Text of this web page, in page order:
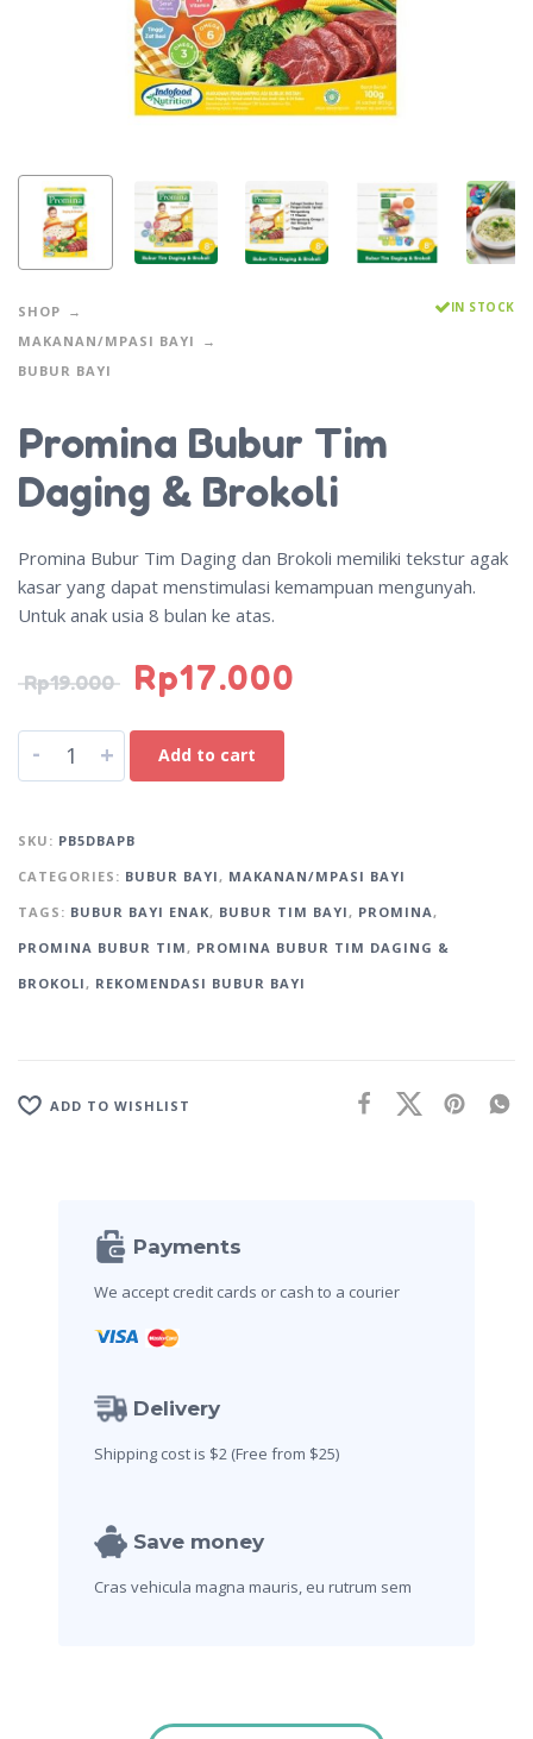
SHOP
MAKANAN/MPASI BAYI
BUBUR BAYI
IN STOCK
Promina Bubur Tim
Daging & Brokoli
Promina Bubur Tim Daging dan Brokoli memiliki tekstur agak
kasar yang dapat menstimulasi kemampuan mengunyah.
Untuk anak usia 8 bulan ke atas.
Rp19.000 Rp17.000
- + Add to cart
n
a
t
i
SKU: PB5DBAPB
CATEGORIES: BUBUR BAYI, MAKANAN/MPASI BAYI
TAGS: BUBUR BAYI ENAK, BUBUR TIM BAYI, PROMINA,
PROMINA BUBUR TIM, PROMINA BUBUR TIM DAGING &
BROKOLI, REKOMENDASI BUBUR BAYI
ADD TO WISHLIST
Payments
We accept credit cards or cash to a courier
Delivery
Shipping cost is $2 (Free from $25)
Save money
Cras vehicula magna mauris, eu rutrum sem